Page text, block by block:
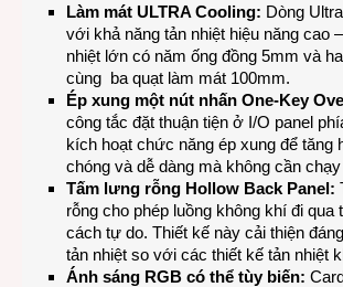
Làm mát ULTRA Cooling: Dòng
với khả năng tản nhiệt hiệu năng cao
nhiệt lớn có năm ống đồng 5mm và
cùng ba quạt làm mát 100mm.
Ép xung một nút nhấn One-Key
công tắc đặt thuận tiện ở I/O panel
kích hoạt chức năng ép xung để tăng
chóng và dễ dàng mà không cần
Tấm lưng rỗng Hollow Back Panel:
rỗng cho phép luồng không khí đi qua
cách tự do. Thiết kế này cải thiện
tản nhiệt so với các thiết kế tản nhiệt
Ánh sáng RGB có thể tùy biến: